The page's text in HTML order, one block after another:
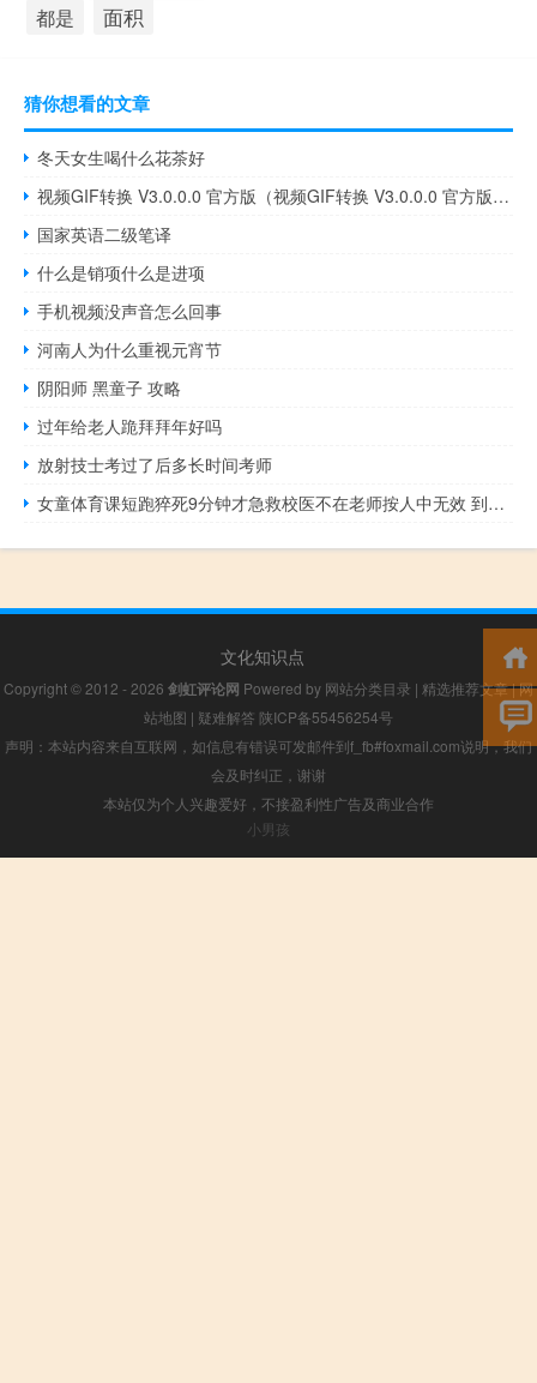
都是 面积
猜你想看的文章
冬天女生喝什么花茶好
视频GIF转换 V3.0.0.0 官方版（视频GIF转换 V3.0.0.0 官方版功能简介）
国家英语二级笔译
什么是销项什么是进项
手机视频没声音怎么回事
河南人为什么重视元宵节
阴阳师 黑童子 攻略
过年给老人跪拜拜年好吗
放射技士考过了后多长时间考师
女童体育课短跑猝死9分钟才急救校医不在老师按人中无效 到底什么情况呢
文化知识点
Copyright © 2012 - 2026 剑虹评论网 Powered by 网站分类目录 | 精选推荐文章|网
站地图 | 疑难解答 陕ICP备55456254号
声明：本站内容来自互联网，如信息有错误可发邮件到f_fb#foxmail.com说明，我们
会及时纠正，谢谢
本站仅为个人兴趣爱好，不接盈利性广告及商业合作
小男孩